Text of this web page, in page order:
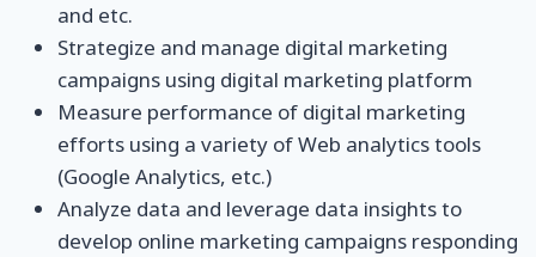
and etc.
Strategize and manage digital marketing
campaigns using digital marketing platform
Measure performance of digital marketing
efforts using a variety of Web analytics tools
(Google Analytics, etc.)
Analyze data and leverage data insights to
develop online marketing campaigns responding